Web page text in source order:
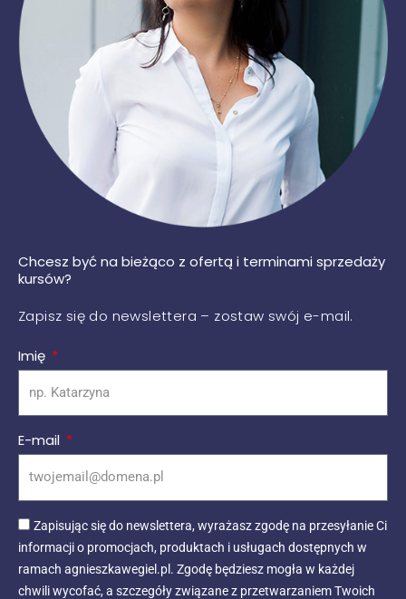
Chcesz być na bieżąco z ofertą i terminami sprzedaży
kursów?
Zapisz się do newslettera – zostaw swój e-mail.
Imię
E-mail
Zapisując się do newslettera, wyrażasz zgodę na przesyłanie Ci
informacji o promocjach, produktach i usługach dostępnych w
ramach agnieszkawegiel.pl. Zgodę będziesz mogła w każdej
chwili wycofać, a szczegóły związane z przetwarzaniem Twoich